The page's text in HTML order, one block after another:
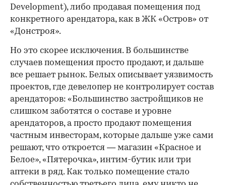
Development), либо продавая помещения под
конкретного арендатора, как в ЖК «Остров» от
«Донстроя».
Но это скорее исключения. В большинстве
случаев помещения просто продают, и дальше
все решает рынок. Белых описывает уязвимость
проектов, где девелопер не контролирует состав
арендаторов: «Большинство застройщиков не
слишком заботятся о составе и уровне
арендаторов, а просто продают помещения
частным инвесторам, которые дальше уже сами
решают, что откроется — магазин «Красное и
Белое», «Пятерочка», интим-бутик или три
аптеки в ряд. Как только помещение стало